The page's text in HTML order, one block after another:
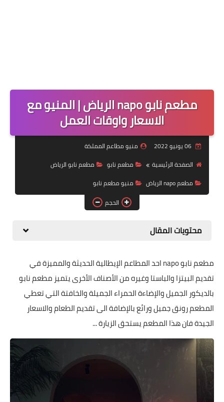
مطعم نابو napo الرياض | المنيو مع
الاسعار واوقات العمل
06 يونيو 2022
منيو مطاعم المملكة
الصفحة الرئيسية
مطعم نابو
مطعم نابو الرياض
مطعم napo الرياض
منيو مطعم نابو
الحجم
محتويات المقال
مطعم نابو napo احد المطاعم الإيطالية الحديثة والمميزة في
تقديم البيتزا والباستا وغيره من الأصناف الأخرى يتميز مطعم نابو
بالديكور الجميل والإضاءة الحمراء الجميلة والخافتة التي تعطي
المطعم رونق جميل ورائع بالإضافة الى تقديم الطعام والاسعار
الجيدة فان هذا المطعم يستحق الزيارة ...